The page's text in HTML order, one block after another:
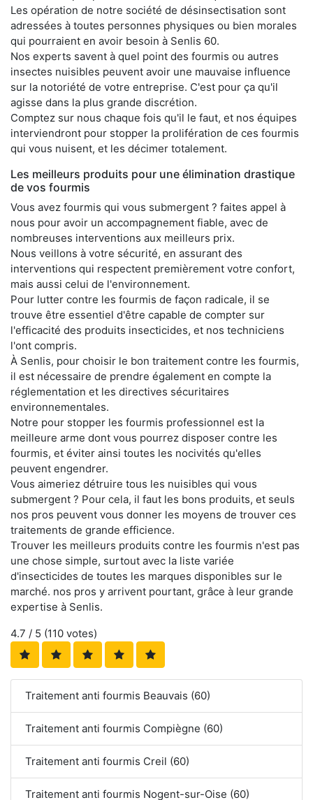
Les opération de notre société de désinsectisation sont
adressées à toutes personnes physiques ou bien morales
qui pourraient en avoir besoin à Senlis 60.
Nos experts savent à quel point des fourmis ou autres
insectes nuisibles peuvent avoir une mauvaise influence
sur la notoriété de votre entreprise. C'est pour ça qu'il
agisse dans la plus grande discrétion.
Comptez sur nous chaque fois qu'il le faut, et nos équipes
interviendront pour stopper la prolifération de ces fourmis
qui vous nuisent, et les décimer totalement.
Les meilleurs produits pour une élimination drastique
de vos fourmis
Vous avez fourmis qui vous submergent ? faites appel à
nous pour avoir un accompagnement fiable, avec de
nombreuses interventions aux meilleurs prix.
Nous veillons à votre sécurité, en assurant des
interventions qui respectent premièrement votre confort,
mais aussi celui de l'environnement.
Pour lutter contre les fourmis de façon radicale, il se
trouve être essentiel d'être capable de compter sur
l'efficacité des produits insecticides, et nos techniciens
l'ont compris.
À Senlis, pour choisir le bon traitement contre les fourmis,
il est nécessaire de prendre également en compte la
réglementation et les directives sécuritaires
environnementales.
Notre pour stopper les fourmis professionnel est la
meilleure arme dont vous pourrez disposer contre les
fourmis, et éviter ainsi toutes les nocivités qu'elles
peuvent engendrer.
Vous aimeriez détruire tous les nuisibles qui vous
submergent ? Pour cela, il faut les bons produits, et seuls
nos pros peuvent vous donner les moyens de trouver ces
traitements de grande efficience.
Trouver les meilleurs produits contre les fourmis n'est pas
une chose simple, surtout avec la liste variée
d'insecticides de toutes les marques disponibles sur le
marché. nos pros y arrivent pourtant, grâce à leur grande
expertise à Senlis.
4.7 / 5 (110 votes)
Traitement anti fourmis Beauvais (60)
Traitement anti fourmis Compiègne (60)
Traitement anti fourmis Creil (60)
Traitement anti fourmis Nogent-sur-Oise (60)